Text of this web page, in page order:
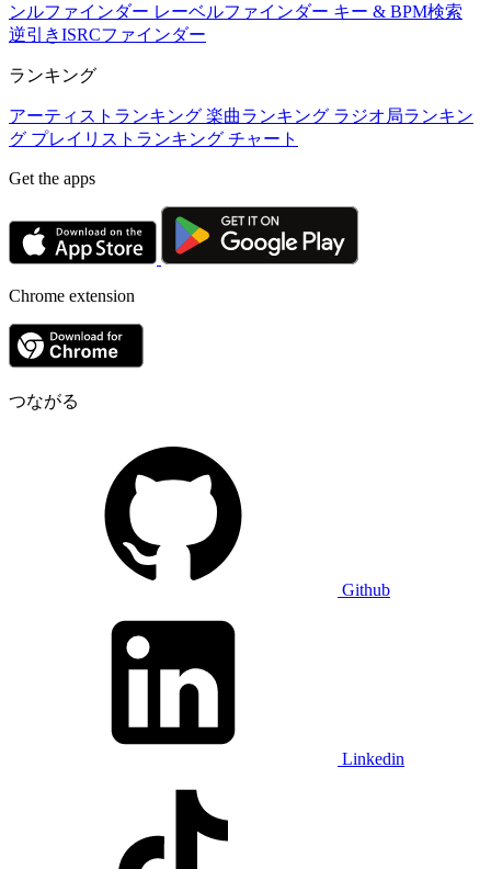
ンルファインダー レーベルファインダー キー & BPM検索
逆引きISRCファインダー
ランキング
アーティストランキング 楽曲ランキング ラジオ局ランキン
グ プレイリストランキング チャート
Get the apps
Chrome extension
つながる
Github
Linkedin